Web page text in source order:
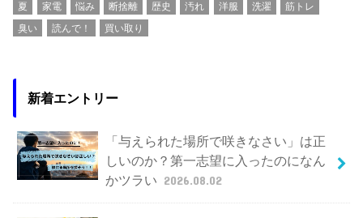
夏
家電 悩み 断捨離 歴史 汚れ 洋服 洗濯
筋トレ
臭い
読んで！ 買い取り
新着エントリー
「与えられた場所で咲きなさい」は正
しいのか？第一志望に入ったのになん
かツラい 2026.08.02